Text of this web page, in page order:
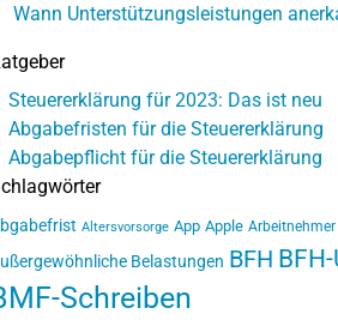
Wann Unterstützungsleistungen
Steuererklärung für 2023: Das ist neu
Abgabefristen für die Steuererklärung
Abgabepflicht für die Steuererklärung
Altersvorsorge App Apple Arbeitnehmer
Belastungen BFH
Schreiben